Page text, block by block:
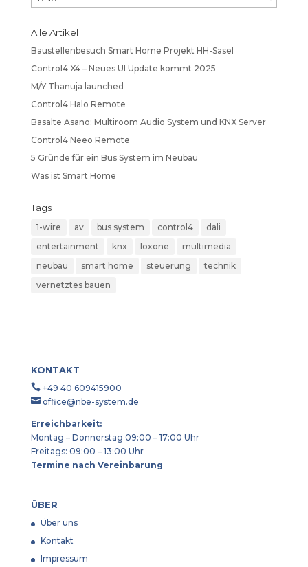
Alle Artikel
Baustellenbesuch Smart Home Projekt HH-Sasel
Control4 X4 – Neues UI Update kommt 2025
M/Y Thanuja launched
Control4 Halo Remote
Basalte Asano: Multiroom Audio System und KNX Server
Control4 Neeo Remote
5 Gründe für ein Bus System im Neubau
Was ist Smart Home
Tags
1-wire av bus system control4
dali
entertainment
knx loxone
multimedia
neubau
smart home steuerung
technik
vernetztes bauen
KONTAKT
 +49 40 609415900
 office@nbe-system.de
Erreichbarkeit:
Montag – Donnerstag 09:00 – 17:00 Uhr
Freitags: 09:00 – 13:00 Uhr
Termine nach Vereinbarung
ÜBER
Über uns
Kontakt
Impressum